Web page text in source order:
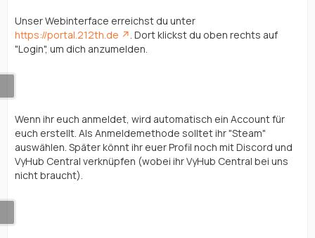
Unser Webinterface erreichst du unter
https://portal.212th.de
. Dort klickst du oben rechts auf
"Login", um dich anzumelden.
Wenn ihr euch anmeldet, wird automatisch ein Account für
euch erstellt. Als Anmeldemethode solltet ihr "Steam"
auswählen. Später könnt ihr euer Profil noch mit Discord und
VyHub Central verknüpfen (wobei ihr VyHub Central bei uns
nicht braucht).